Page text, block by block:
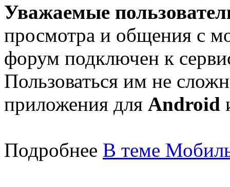
Уважаемые
просмотра и общения с
форум подключен к
Пользоваться им не
приложения для Android
Подробнее В теме